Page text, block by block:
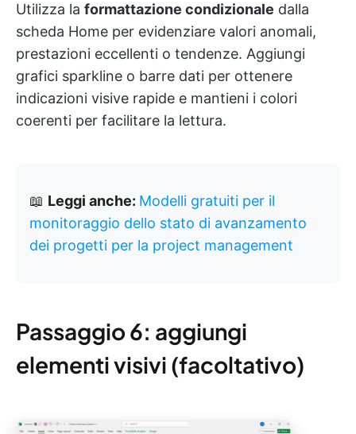
Utilizza la formattazione condizionale dalla
scheda Home per evidenziare valori anomali,
prestazioni eccellenti o tendenze. Aggiungi
grafici sparkline o barre dati per ottenere
indicazioni visive rapide e mantieni i colori
coerenti per facilitare la lettura.
📖 Leggi anche: Modelli gratuiti per il
monitoraggio dello stato di avanzamento
dei progetti per la project management
Passaggio 6: aggiungi
elementi visivi (facoltativo)